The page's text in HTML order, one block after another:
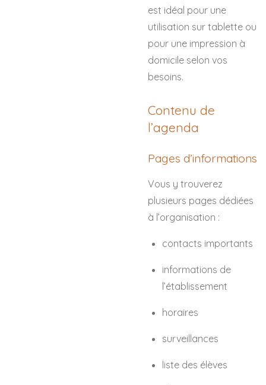
est idéal pour une
utilisation sur tablette ou
pour une impression à
domicile selon vos
besoins.
Contenu de
l’agenda
Pages d’informations
Vous y trouverez
plusieurs pages dédiées
à l’organisation :
contacts importants
informations de
l’établissement
horaires
surveillances
liste des élèves